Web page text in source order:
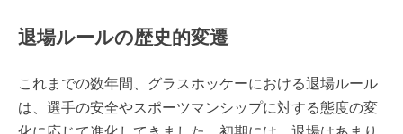
退場ルールの歴史的変遷
これまでの数年間、グラスホッケーにおける退場ルール
は、選手の安全やスポーツマンシップに対する態度の変